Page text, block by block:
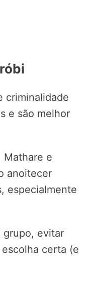
criminalidade
e são melhor
Mathare e
anoitecer
especialmente
grupo, evitar
certa (e